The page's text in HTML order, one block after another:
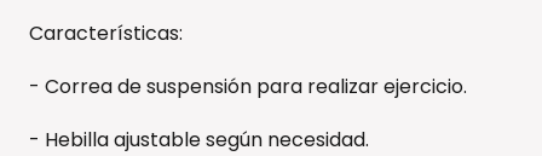
Características:
- Correa de suspensión para realizar ejercicio.
- Hebilla ajustable según necesidad.